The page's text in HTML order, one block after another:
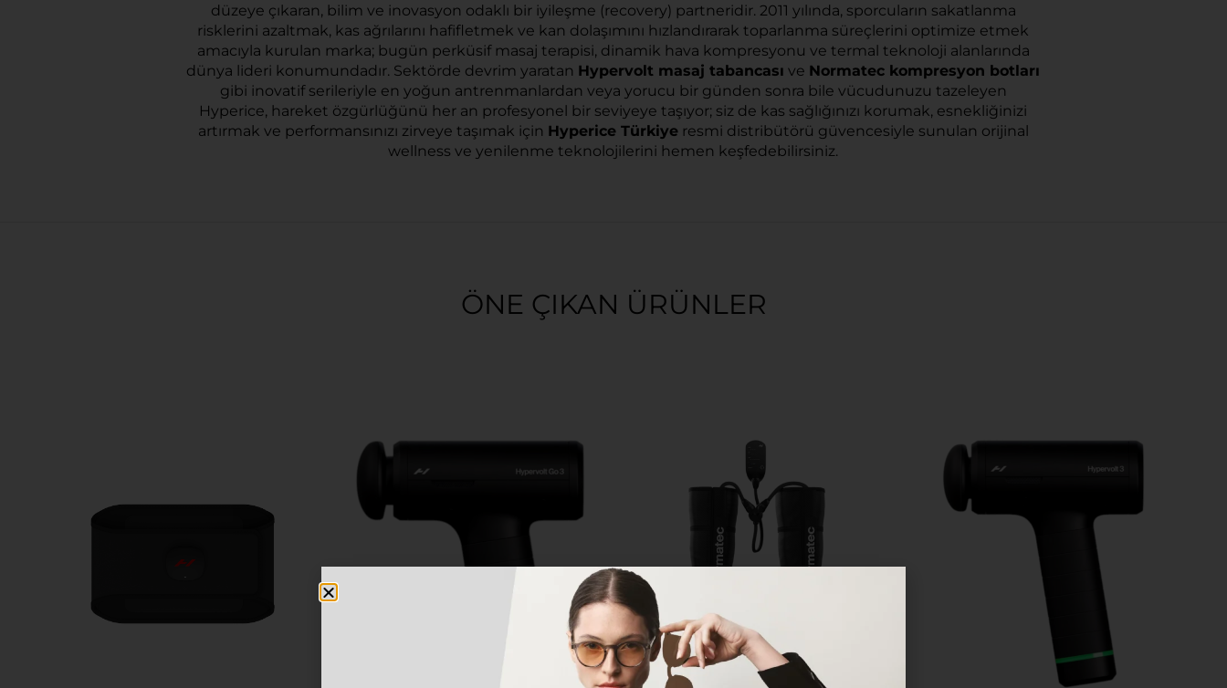
düzeye çıkaran, bilim ve inovasyon odaklı bir iyileşme (recovery) partneridir. 2011 yılında, sporcuların sakatlanma
risklerini azaltmak, kas ağrılarını hafifletmek ve kan dolaşımını hızlandırarak toparlanma süreçlerini optimize etmek
amacıyla kurulan marka; bugün perküsif masaj terapisi, dinamik hava kompresyonu ve termal teknoloji alanlarında
dünya lideri konumundadır. Sektörde devrim yaratan Hypervolt masaj tabancası ve Normatec kompresyon botları
gibi inovatif serileriyle en yoğun antrenmanlardan veya yorucu bir günden sonra bile vücudunuzu tazeleyen
Hyperice, hareket özgürlüğünü her an profesyonel bir seviyeye taşıyor; siz de kas sağlığınızı korumak, esnekliğinizi
artırmak ve performansınızı zirveye taşımak için Hyperice Türkiyeresmi distribütörü güvencesiyle sunulan orijinal
wellness ve yenilenme teknolojilerini hemen keşfedebilirsiniz.
ÖNE ÇIKAN ÜRÜNLER